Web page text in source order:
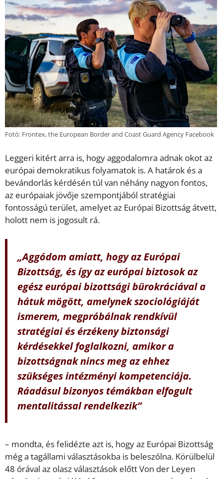
Fotó: Frontex, the European Border and Coast Guard Agency Facebook
Leggeri kitért arra is, hogy aggodalomra adnak okot az
európai demokratikus folyamatok is. A határok és a
bevándorlás kérdésén túl van néhány nagyon fontos,
az európaiak jövője szempontjából stratégiai
fontosságú terület, amelyet az Európai Bizottság átvett,
holott nem is jogosult rá.
„Aggódom amiatt, hogy az Európai
Bizottság, és így az európai biztosok az
egész európai bizottsági bürokráciával a
hátuk mögött, amelynek szociológiáját
ismerem, megpróbálnak rendkívül
stratégiai és érzékeny biztonsági
kérdésekkel foglalkozni, amikor a
bizottságnak nincs meg az ehhez
szükséges intézményi kompetenciája.
Ráadásul bizonyos témákban elfogult
mentalitással rendelkezik”
– mondta, és felidézte azt is, hogy az Európai Bizottság
még a tagállami választásokba is beleszólna. Körülbelül
48 órával az olasz választások előtt Von der Leyen